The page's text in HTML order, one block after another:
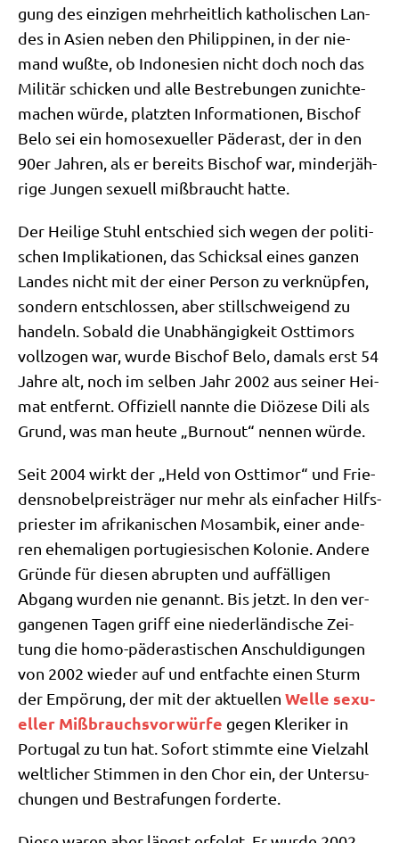
gung des ein­zi­gen mehr­heit­lich katho­li­schen Lan­
des in Asi­en neben den Phil­ip­pi­nen, in der nie­
mand wuß­te, ob Indo­ne­si­en nicht doch noch das
Mili­tär schicken und alle Bestre­bun­gen zunich­te­
ma­chen wür­de, platz­ten Infor­ma­tio­nen, Bischof
Belo sei ein homo­se­xu­el­ler Päd­erast, der in den
90er Jah­ren, als er bereits Bischof war, min­der­jäh­
ri­ge Jun­gen sexu­ell miß­braucht hatte.
Der Hei­li­ge Stuhl ent­schied sich wegen der poli­ti­
schen Impli­ka­tio­nen, das Schick­sal eines gan­zen
Lan­des nicht mit der einer Per­son zu ver­knüp­fen,
son­dern ent­schlos­sen, aber still­schwei­gend zu
han­deln. Sobald die Unab­hän­gig­keit Ost­ti­mors
voll­zo­gen war, wur­de Bischof Belo, damals erst 54
Jah­re alt, noch im sel­ben Jahr 2002 aus sei­ner Hei­
mat ent­fernt. Offi­zi­ell nann­te die Diö­ze­se Dili als
Grund, was man heu­te „Burn­out“ nen­nen würde.
Seit 2004 wirkt der „Held von Ost­ti­mor“ und Frie­
dens­no­bel­preis­trä­ger nur mehr als ein­fa­cher Hilfs­
prie­ster im afri­ka­ni­schen Mosam­bik, einer ande­
ren ehe­ma­li­gen por­tu­gie­si­schen Kolo­nie. Ande­re
Grün­de für die­sen abrup­ten und auf­fäl­li­gen
Abgang wur­den nie genannt. Bis jetzt. In den ver­
gan­ge­nen Tagen griff eine nie­der­län­di­sche Zei­
tung die homo-päd­era­sti­schen Anschul­di­gun­gen
von 2002 wie­der auf und ent­fach­te einen Sturm
der Empö­rung, der mit der aktu­el­len Wel­le sexu­
el­ler Miß­brauchs­vor­wür­fe gegen Kle­ri­ker in
Por­tu­gal zu tun hat. Sofort stimm­te eine Viel­zahl
welt­li­cher Stim­men in den Chor ein, der Unter­su­
chun­gen und Bestra­fun­gen forderte.